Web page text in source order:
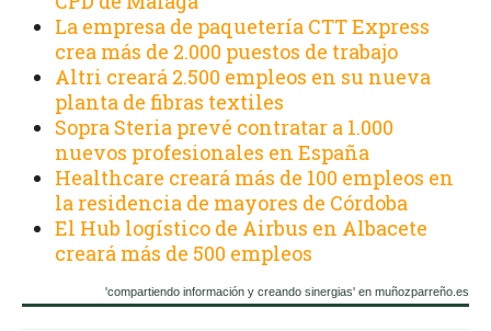
La empresa de paquetería CTT Express
crea más de 2.000 puestos de trabajo
Altri creará 2.500 empleos en su nueva
planta de fibras textiles
Sopra Steria prevé contratar a 1.000
nuevos profesionales en España
Healthcare creará más de 100 empleos en
la residencia de mayores de Córdoba
El Hub logístico de Airbus en Albacete
creará más de 500 empleos
'compartiendo información y creando sinergias' en muñozparreño.es